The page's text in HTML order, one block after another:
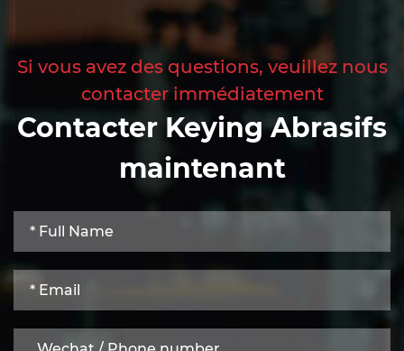
Si vous avez des questions, veuillez nous
contacter immédiatement
Contacter Keying Abrasifs
maintenant